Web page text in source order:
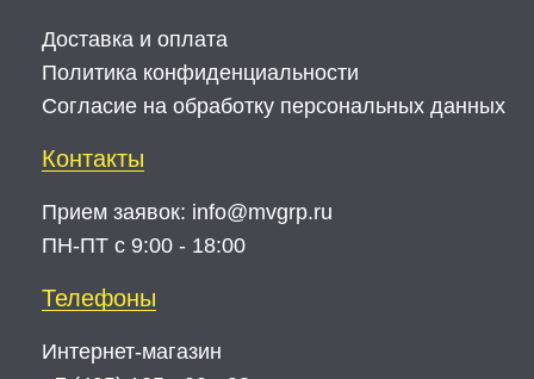
Доставка и оплата
Политика конфиденциальности
Согласие на обработку персональных данных
Контакты
Прием заявок: info@mvgrp.ru
ПН-ПТ с 9:00 - 18:00
Телефоны
Интернет-магазин